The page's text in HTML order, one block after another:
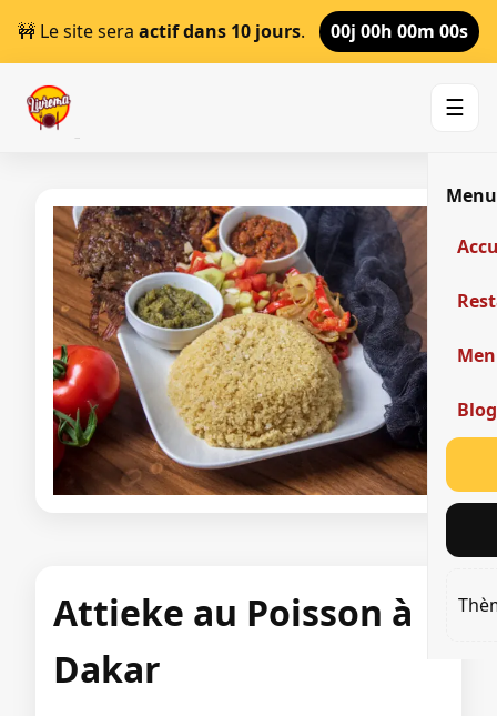
🚧 Le site sera actif dans 10 jours. 00j 00h 00m 00s
☰
Menu
Blog
Attieke au Poisson à
Dakar